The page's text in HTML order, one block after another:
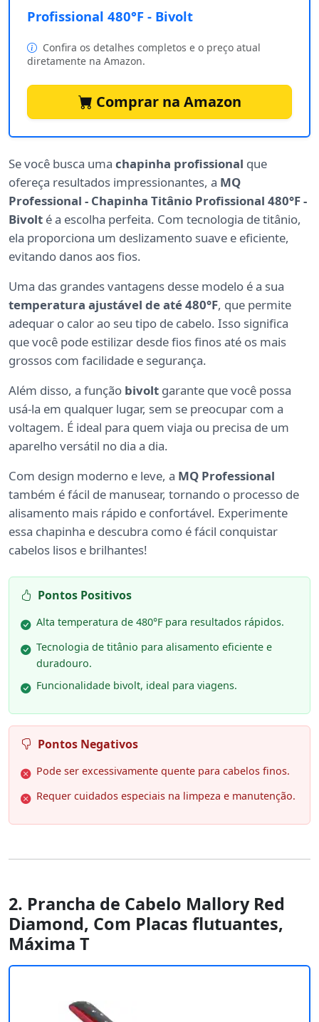
Profissional 480°F - Bivolt
Confira os detalhes completos e o preço atual
diretamente na Amazon.
Comprar na Amazon
Se você busca uma chapinha profissional que
ofereça resultados impressionantes, a MQ
Professional - Chapinha Titânio Profissional 480°F -
Bivolt é a escolha perfeita. Com tecnologia de titânio,
ela proporciona um deslizamento suave e eficiente,
evitando danos aos fios.
Uma das grandes vantagens desse modelo é a sua
temperatura ajustável de até 480°F, que permite
adequar o calor ao seu tipo de cabelo. Isso significa
que você pode estilizar desde fios finos até os mais
grossos com facilidade e segurança.
Além disso, a função bivolt garante que você possa
usá-la em qualquer lugar, sem se preocupar com a
voltagem. É ideal para quem viaja ou precisa de um
aparelho versátil no dia a dia.
Com design moderno e leve, a MQ Professional
também é fácil de manusear, tornando o processo de
alisamento mais rápido e confortável. Experimente
essa chapinha e descubra como é fácil conquistar
cabelos lisos e brilhantes!
Pontos Positivos
Alta temperatura de 480°F para resultados rápidos.
Tecnologia de titânio para alisamento eficiente e
duradouro.
Funcionalidade bivolt, ideal para viagens.
Pontos Negativos
Pode ser excessivamente quente para cabelos finos.
Requer cuidados especiais na limpeza e manutenção.
2. Prancha de Cabelo Mallory Red
Diamond, Com Placas flutuantes,
Máxima T